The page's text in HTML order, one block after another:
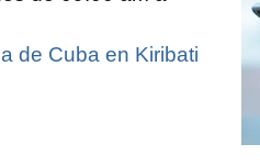
de Cuba en Kiribati